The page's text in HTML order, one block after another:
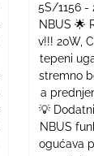
5S/1156 -
NBUS 🌟
v!!! 20W,
tepeni
stremno
a
💡
NBUS
ogućava